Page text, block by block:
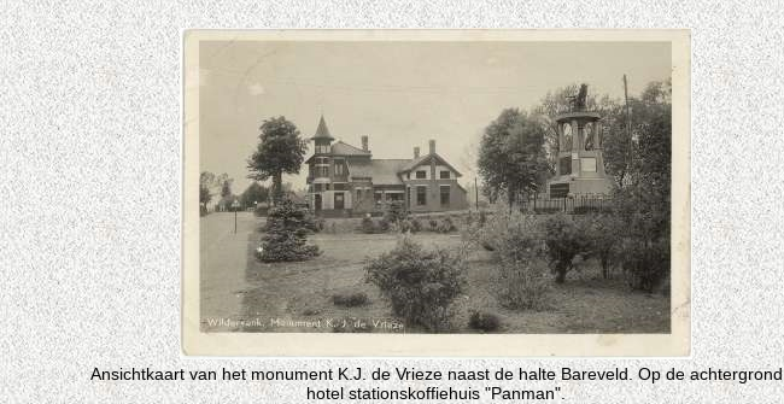
Ansichtkaart van het monument K.J. de Vrieze naast de halte Bareveld. Op de achtergrond
hotel stationskoffiehuis "Panman".